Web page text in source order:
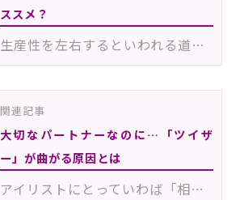
ススメ？
生産性を左右するといわれる道具「ツイザー」。さまざまな形状のものがありますが、あなたのサロンではど…
関連記事
大切なパートナーなのに…「ツイザ
ー」が曲がる原因とは
アイリストにとっていわば「相棒」ともいえる、「ツイザー」。細かいエクステをピックアップするために、…